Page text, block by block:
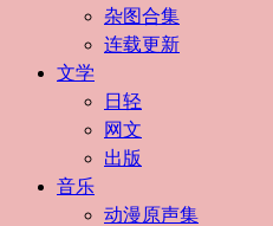
杂图合集
连载更新
文学
日轻
网文
出版
音乐
动漫原声集